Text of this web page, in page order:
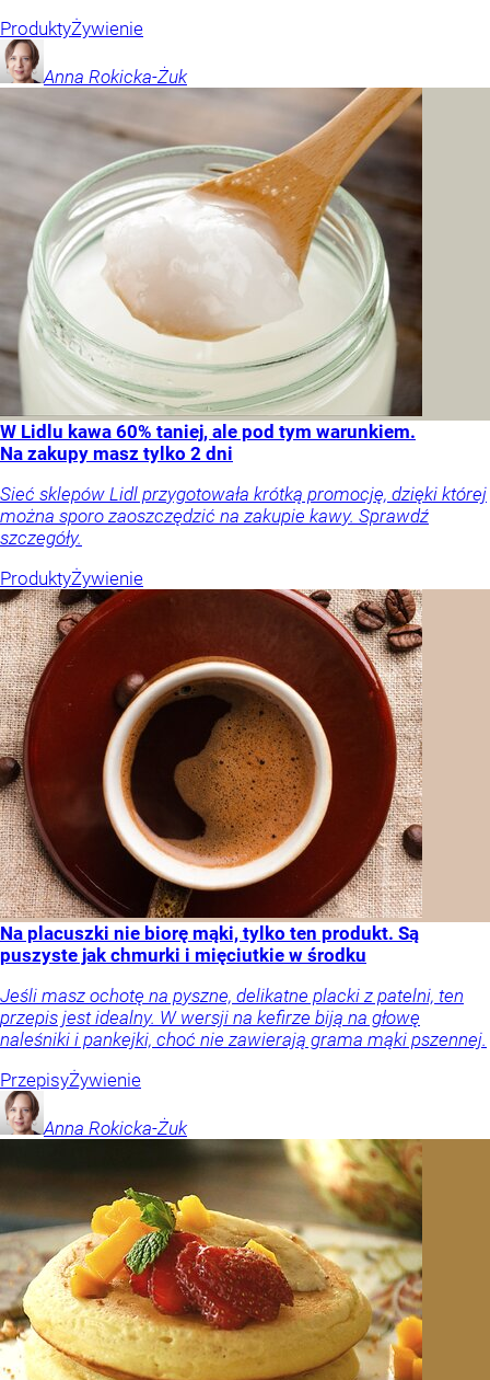
ProduktyŻywienie
Anna Rokicka-Żuk
W Lidlu kawa 60% taniej, ale pod tym warunkiem.
Na zakupy masz tylko 2 dni
Sieć sklepów Lidl przygotowała krótką promocję, dzięki której
można sporo zaoszczędzić na zakupie kawy. Sprawdź
szczegóły.
ProduktyŻywienie
Na placuszki nie biorę mąki, tylko ten produkt. Są
puszyste jak chmurki i mięciutkie w środku
Jeśli masz ochotę na pyszne, delikatne placki z patelni, ten
przepis jest idealny. W wersji na kefirze biją na głowę
naleśniki i pankejki, choć nie zawierają grama mąki pszennej.
PrzepisyŻywienie
Anna Rokicka-Żuk